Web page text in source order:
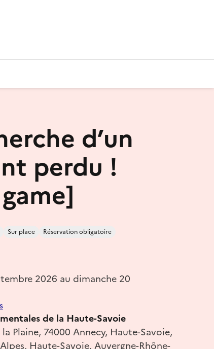
d’un
perdu !
Sur place
Réservation obligatoire
2026 au dimanche 20
de la Haute-Savoie
Plaine, 74000 Annecy, Haute-Savoie,
Haute-Savoie, Auvergne-Rhône-